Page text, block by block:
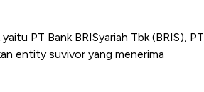
PT Bank BRISyariah Tbk (BRIS), PT
entity suvivor yang menerima